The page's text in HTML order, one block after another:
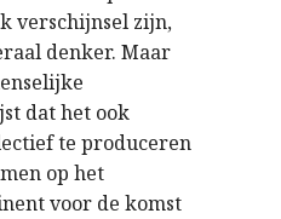
verschijnsel zijn,
denker. Maar
dat het ook
te produceren
op het
voor de komst